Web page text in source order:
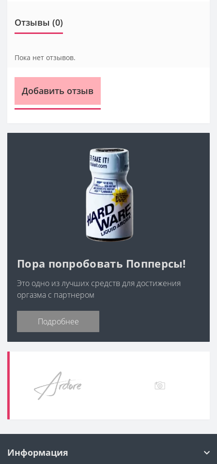
Отзывы (0)
Пока нет отзывов.
Добавить отзыв
Пора попробовать Попперсы!
Это одно из лучших средств для достижения
оргазма с партнером
Подробнее
Информация